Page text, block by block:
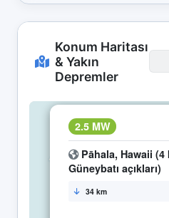
Konum Haritası
& Yakın
Depremler
2.5 MW
Pāhala, Hawaii
Güneybatı açıkları)
34 km